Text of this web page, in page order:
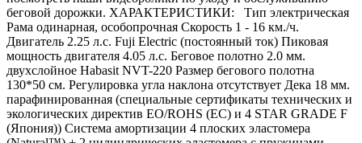
беговой дорожки. ХАРАКТЕРИСТИКИ: Тип электрическая
Рама одинарная, особопрочная Скорость 1 - 16 км./ч.
Двигатель 2.25 л.с. Fuji Electric (постоянный ток) Пиковая
мощность двигателя 4.05 л.с. Беговое полотно 2.0 мм.
двухслойное Habasit NVT-220 Размер бегового полотна
130*50 см. Регулировка угла наклона отсутствует Дека 18 мм.
парафинированная (специальные сертификаты технических и
экологических директив EO/ROHS (ЕС) и 4 STAR GRADE F
(Япония)) Система амортизации 4 плоских эластомера